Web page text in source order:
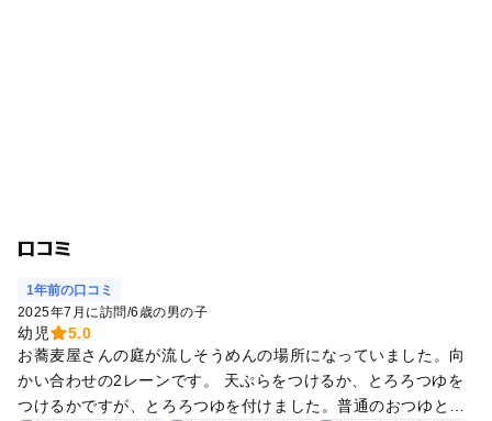
口コミ
1年前の口コミ
2025年7月に訪問/6歳の男の子
幼児
5.0
お蕎麦屋さんの庭が流しそうめんの場所になっていました。向
かい合わせの2レーンです。 天ぷらをつけるか、とろろつゆを
つけるかですが、とろろつゆを付けました。普通のおつゆと、